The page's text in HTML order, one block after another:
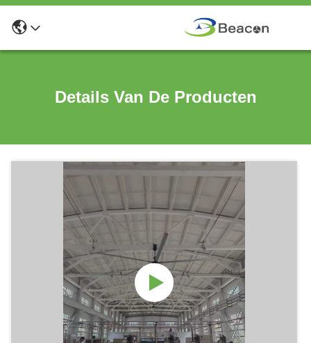
Details Van De Producten